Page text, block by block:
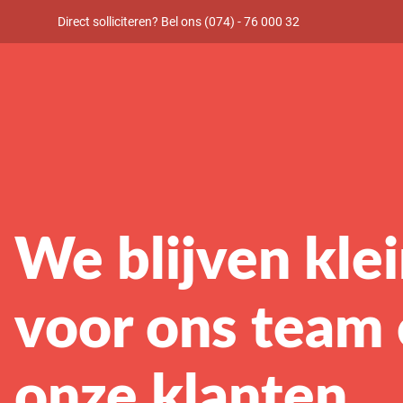
Direct solliciteren? Bel ons (074) - 76 000 32
We blijven
voor ons team